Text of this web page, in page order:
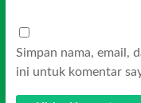
Simpan nama, email,
ini untuk komentar